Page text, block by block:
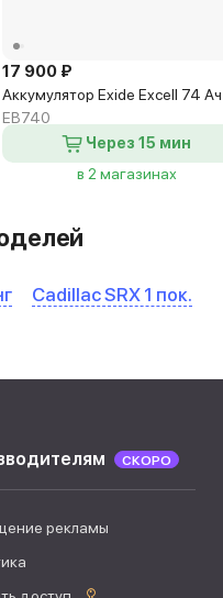
17 900 ₽
Аккумулятор Exide Excell 74 Ач
EB740
Через 15 мин
в 2 магазинах
Cadillac SRX 1 пок.
СКОРО
рекламы